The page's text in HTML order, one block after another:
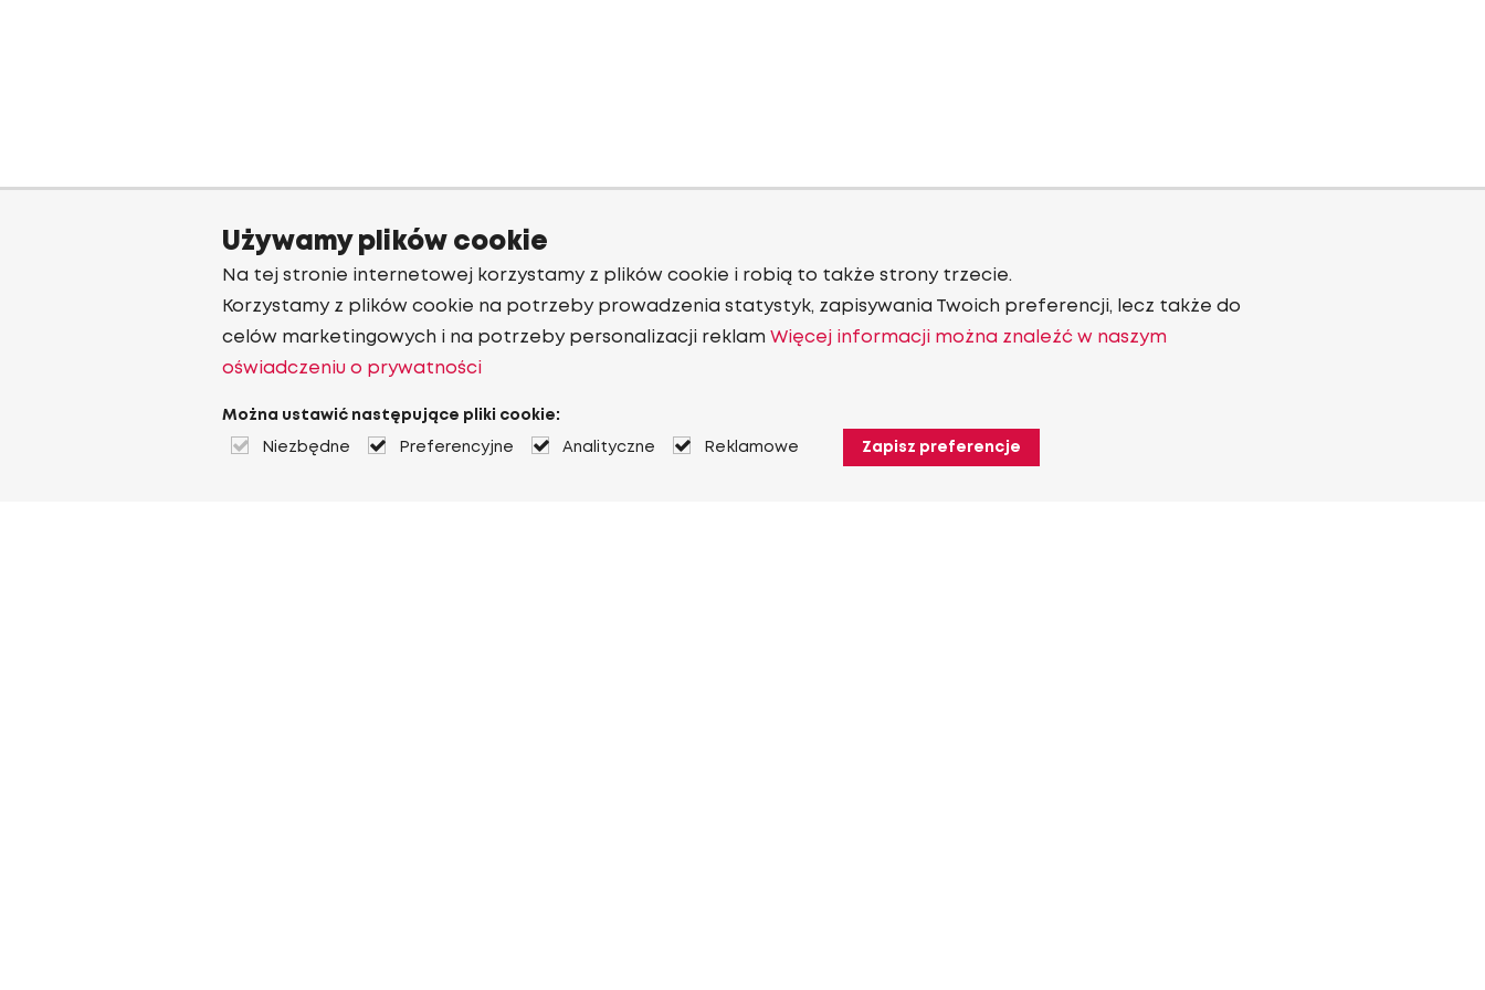
Używamy plików cookie
Na tej stronie internetowej korzystamy z plików cookie i robią to także strony trzecie.
Korzystamy z plików cookie na potrzeby prowadzenia statystyk, zapisywania Twoich preferencji, lecz także do
celów marketingowych i na potrzeby personalizacji reklam Więcej informacji można znaleźć w naszym
oświadczeniu o prywatności
Można ustawić następujące pliki cookie:
Niezbędne Preferencyjne Analityczne Reklamowe Zapisz preferencje